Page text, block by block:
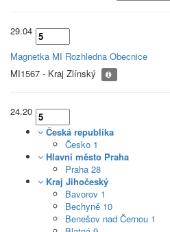
29.04
Magnetka MI Rozhledna Obecnice
MI1567 - Kraj Zlínský
24.20
Česká republika
Česko 1
Hlavní město Praha
Praha 28
Kraj Jihočeský
Bavorov 1
Bechyně 10
Benešov nad Černou 1